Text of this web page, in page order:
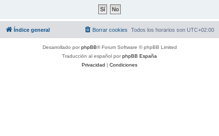
Índice general Todos los horarios son UTC+02:00
Borrar cookies
Desarrollado porphpBB® Forum Software © phpBB Limited
Traducción al español porphpBB España
Privacidad | Condiciones